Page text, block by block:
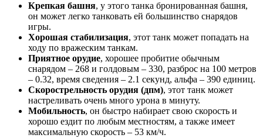
Крепкая башня, у этого танка бронированная башня,
он может легко танковать ей большинство снарядов
игры.
Хорошая стабилизация, этот танк может попадать на
ходу по вражеским танкам.
Приятное орудие, хорошее пробитие обычным
снарядом – 268 и голдовым – 330, разброс на 100 метров
– 0.32, время сведения – 2.1 секунд, альфа – 390 единиц.
Скорострельность орудия (дпм), этот танк может
настреливать очень много урона в минуту.
Мобильность, он быстро набирает свою скорость и
хорошо ездит по любым местностям, а также имеет
максимальную скорость – 53 км/ч.